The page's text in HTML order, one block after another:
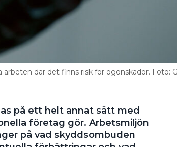
där det finns risk för ögonskador. Foto:
på ett helt annat sätt med
företag gör. Arbetsmiljön
på vad skyddsombuden